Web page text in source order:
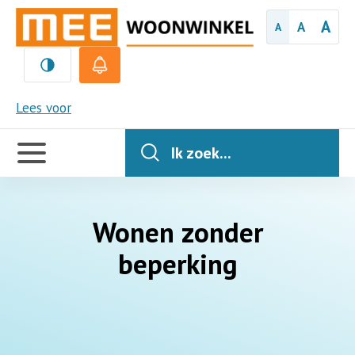
A A A
Lees voor
MEE
Handige
links
Ik zoek...
Wonen zonder
beperking